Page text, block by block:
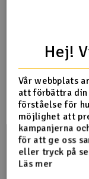
PS!
G-Tech
Om du har en G-
att kommunicera
Här får laddaren
spänning,
automatiskt rätt
Hej!
Vår webbplats
att förbättra din
förståelse för
möjlighet att
kampanjerna
för att ge oss
eller tryck på
Läs mer